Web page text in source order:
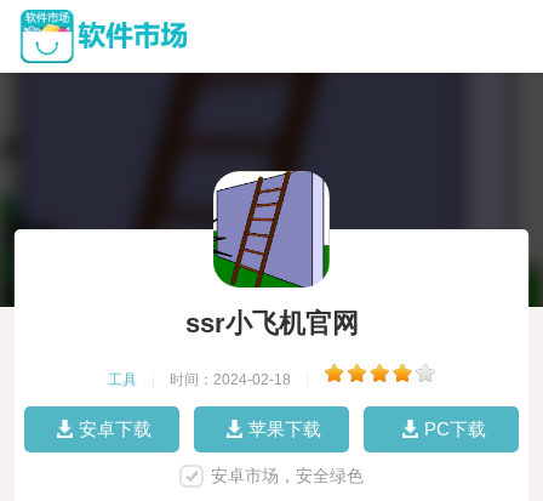
ssr小飞机官网
工具 时间：2024-02-18
安卓下载 苹果下载 PC下载
安卓市场，安全绿色